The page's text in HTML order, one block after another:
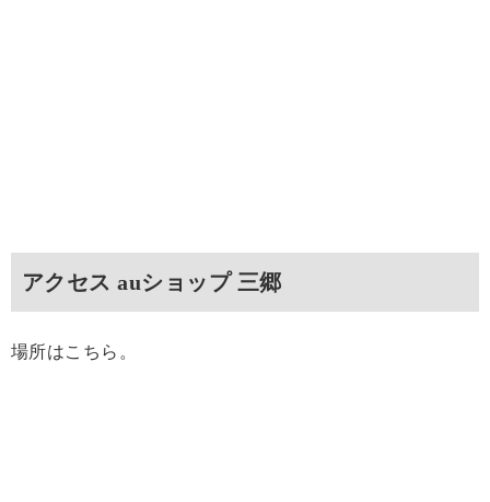
アクセス auショップ 三郷
場所はこちら。